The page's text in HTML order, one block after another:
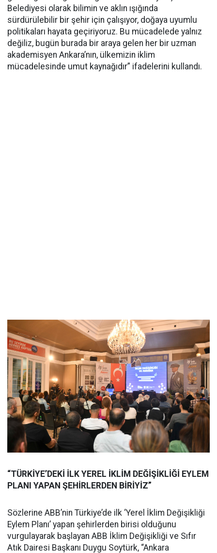
Belediyesi olarak bilimin ve aklın ışığında
sürdürülebilir bir şehir için çalışıyor, doğaya uyumlu
politikaları hayata geçiriyoruz. Bu mücadelede yalnız
değiliz, bugün burada bir araya gelen her bir uzman
akademisyen Ankara’nın, ülkemizin iklim
mücadelesinde umut kaynağıdır” ifadelerini kullandı.
“TÜRKİYE’DEKİ İLK YEREL İKLİM DEĞİŞİKLİĞİ EYLEM
PLANI YAPAN ŞEHİRLERDEN BİRİYİZ”
Sözlerine ABB’nin Türkiye’de ilk ‘Yerel İklim Değişikliği
Eylem Planı’ yapan şehirlerden birisi olduğunu
vurgulayarak başlayan ABB İklim Değişikliği ve Sıfır
Atık Dairesi Başkanı Duygu Soytürk, “Ankara